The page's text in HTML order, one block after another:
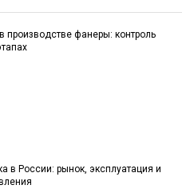
производстве фанеры: контроль
в России: рынок, эксплуатация и